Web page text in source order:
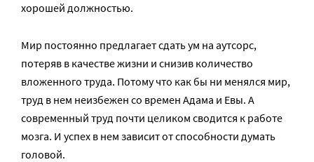
хорошей должностью.
Мир постоянно предлагает сдать ум на аутсорс,
потеряв в качестве жизни и снизив количество
вложенного труда. Потому что как бы ни менялся мир,
труд в нем неизбежен со времен Адама и Евы. А
современный труд почти целиком сводится к работе
мозга. И успех в нем зависит от способности думать
головой.